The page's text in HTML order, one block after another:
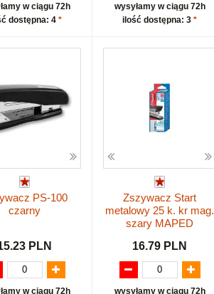
w ciągu 72h
dostępna: 4 *
wysyłamy w ciągu 72h
ilość dostępna: 3 *
PS-100
czarny
PLN
w ciągu 72h
Zszywacz Start
metalowy 25 k. kr mag.
szary MAPED
16.79 PLN
wysyłamy w ciągu 72h